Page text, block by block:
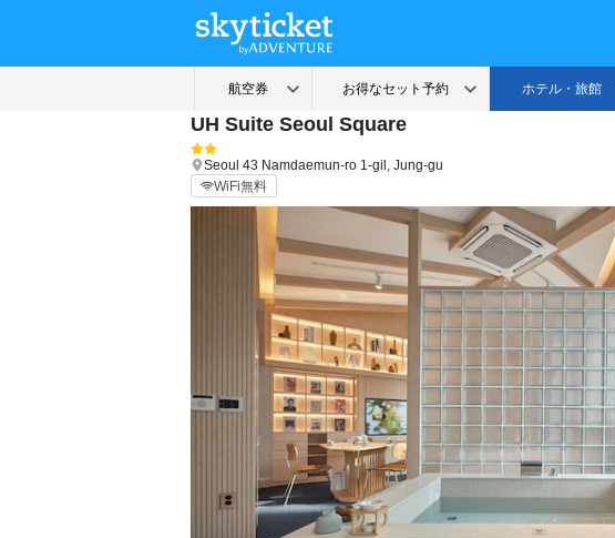
UH Suite Seoul Square
Seoul 43 Namdaemun-ro 1-gil, Jung-gu
WiFi無料